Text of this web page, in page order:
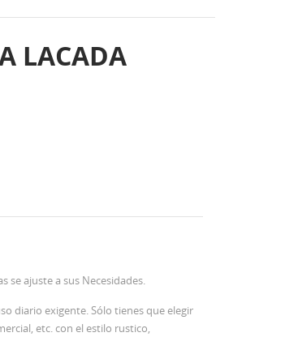
LACADA
se ajuste a sus Necesidades.
diario exigente. Sólo tienes que elegir
etc. con el estilo rustico,